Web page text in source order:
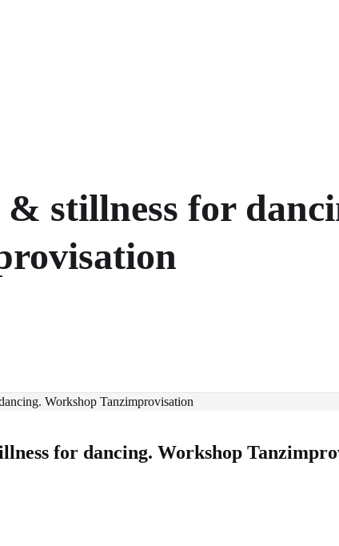
Tanzworkshops
stillness for
for dancing. Workshop